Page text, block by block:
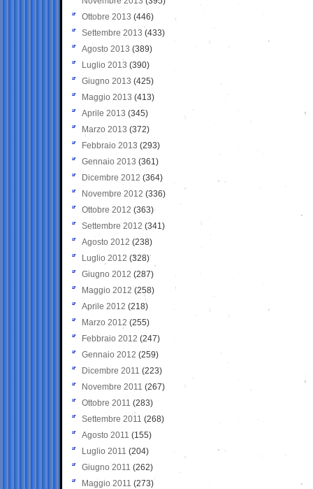
Ottobre 2013 (446)
Settembre 2013 (433)
Agosto 2013 (389)
Luglio 2013 (390)
Giugno 2013 (425)
Maggio 2013 (413)
Aprile 2013 (345)
Marzo 2013 (372)
Febbraio 2013 (293)
Gennaio 2013 (361)
Dicembre 2012 (364)
Novembre 2012 (336)
Ottobre 2012 (363)
Settembre 2012 (341)
Agosto 2012 (238)
Luglio 2012 (328)
Giugno 2012 (287)
Maggio 2012 (258)
Aprile 2012 (218)
Marzo 2012 (255)
Febbraio 2012 (247)
Gennaio 2012 (259)
Dicembre 2011 (223)
Novembre 2011 (267)
Ottobre 2011 (283)
Settembre 2011 (268)
Agosto 2011 (155)
Luglio 2011 (204)
Giugno 2011 (262)
Maggio 2011 (273)